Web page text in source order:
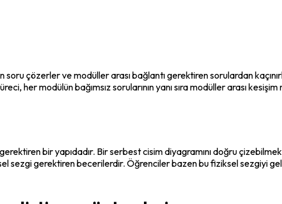
çözerler ve modüller arası bağlantı gerektiren sorulardan
her modülün bağımsız sorularının yanı sıra modüller arası
bir yapıdadır. Bir serbest cisim diyagramını doğru
sezgi gerektiren becerilerdir. Öğrenciler bazen bu fiziksel sezgiyi